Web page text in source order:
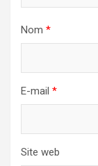
Nom *
E-mail *
Site web